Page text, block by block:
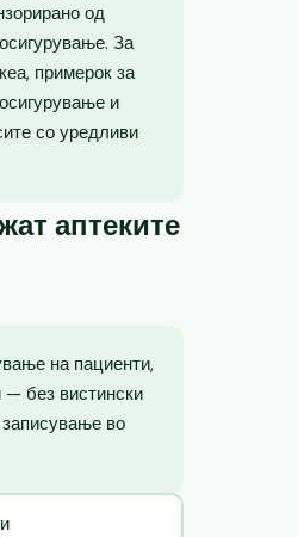
од
За
примерок за
и
со уредливи
аптеките
на пациенти,
— без вистински
во